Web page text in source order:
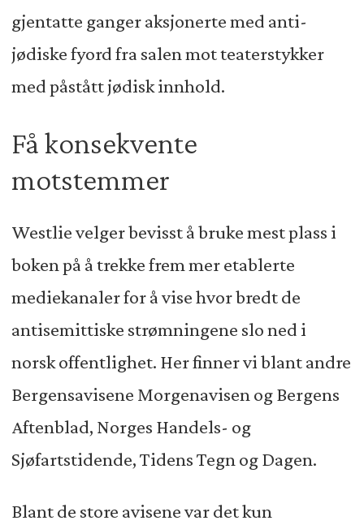
gjentatte ganger aksjonerte med anti-
jødiske fyord fra salen mot teaterstykker
med påstått jødisk innhold.
Få konsekvente
motstemmer
Westlie velger bevisst å bruke mest plass i
boken på å trekke frem mer etablerte
mediekanaler for å vise hvor bredt de
antisemittiske strømningene slo ned i
norsk offentlighet. Her finner vi blant andre
Bergensavisene Morgenavisen og Bergens
Aftenblad, Norges Handels- og
Sjøfartstidende, Tidens Tegn og Dagen.
Blant de store avisene var det kun